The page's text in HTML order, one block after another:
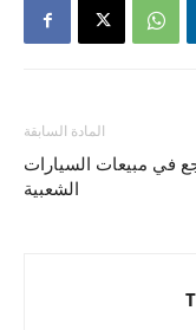
المادة السابقة
في مبيعات السيارات
الشعبية